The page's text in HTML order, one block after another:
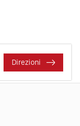
Direzioni